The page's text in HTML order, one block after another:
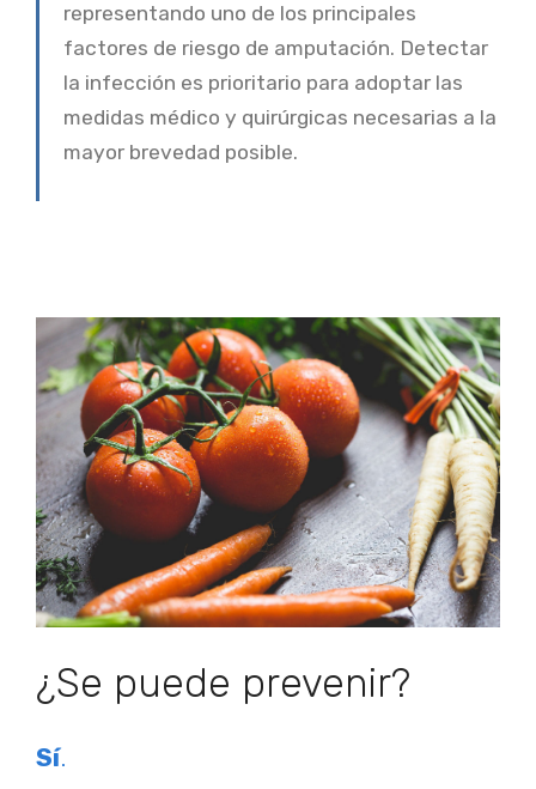
representando uno de los principales
factores de riesgo de amputación. Detectar
la infección es prioritario para adoptar las
medidas médico y quirúrgicas necesarias a la
mayor brevedad posible.
¿Se puede prevenir?
Sí.